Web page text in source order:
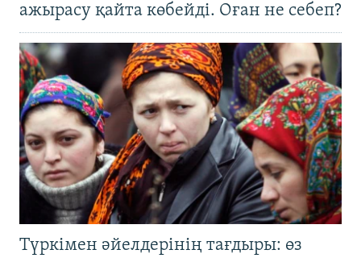
ажырасу қайта көбейді. Оған не себеп?
Түркімен әйелдерінің тағдыры: өз